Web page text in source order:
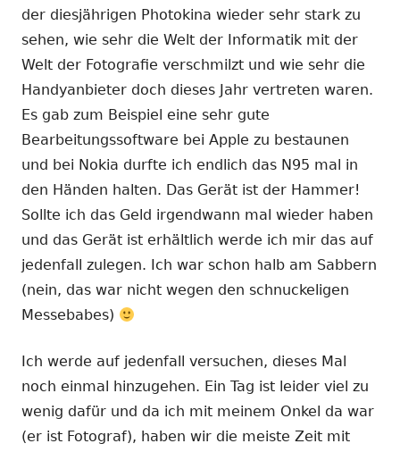
der diesjährigen Photokina wieder sehr stark zu
sehen, wie sehr die Welt der Informatik mit der
Welt der Fotografie verschmilzt und wie sehr die
Handyanbieter doch dieses Jahr vertreten waren.
Es gab zum Beispiel eine sehr gute
Bearbeitungssoftware bei Apple zu bestaunen
und bei Nokia durfte ich endlich das N95 mal in
den Händen halten. Das Gerät ist der Hammer!
Sollte ich das Geld irgendwann mal wieder haben
und das Gerät ist erhältlich werde ich mir das auf
jedenfall zulegen. Ich war schon halb am Sabbern
(nein, das war nicht wegen den schnuckeligen
Messebabes)
Ich werde auf jedenfall versuchen, dieses Mal
noch einmal hinzugehen. Ein Tag ist leider viel zu
wenig dafür und da ich mit meinem Onkel da war
(er ist Fotograf), haben wir die meiste Zeit mit